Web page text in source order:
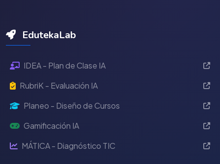
EdutekaLab
IDEA - Plan de Clase IA
RubriK - Evaluación IA
Planeo - Diseño de Cursos
Gamificación IA
MÁTICA - Diagnóstico TIC